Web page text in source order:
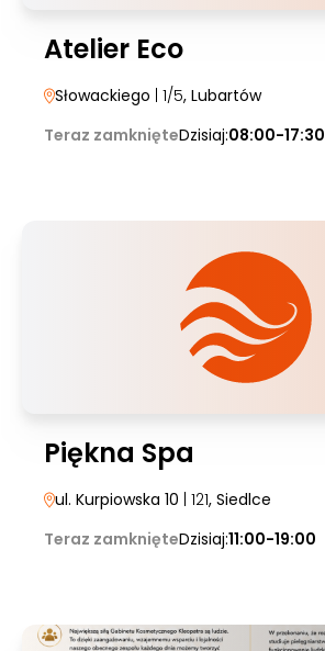
Atelier Eco
Słowackiego | 1/5, Lubartów
Teraz zamknięteDzisiaj:08:00-17:30
Piękna Spa
ul. Kurpiowska 10 | 121, Siedlce
Teraz zamknięteDzisiaj:11:00-19:00